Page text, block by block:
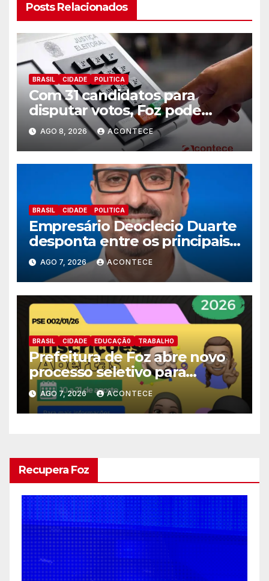
Posts Relacionados
BRASIL CIDADE POLITICA
Com 31 candidatos para
disputar votos, Foz pode
perder representatividade
AGO 8, 2026 ACONTECE
BRASIL CIDADE POLITICA
Empresário Deoclecio Duarte
desponta entre os principais
nomes do União Brasil para
deputado estadual
AGO 7, 2026 ACONTECE
BRASIL CIDADE EDUCAÇÃ0 TRABALHO
Prefeitura de Foz abre novo
processo seletivo para
estagiários
AGO 7, 2026 ACONTECE
Recupera Foz